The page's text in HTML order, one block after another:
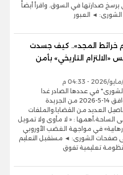
يرسخ صدارتها في السوق. واقرأ أيضاً
◄ العبور
خرائط المجد».. كيف جسدت
«الالتزام التاريخي» بأمن
في عددها الصادر غدا
الخميس الموافق 14-5-2026 من الجريدة
العديد من القضايا،والملفات
الساحة،أهمها : « لا مأوى ولا تمويل
في مواجهة الغضب الأوروبي
صفحات الشورى: ◄ مستقبل التعليم
تعليمية تفوق